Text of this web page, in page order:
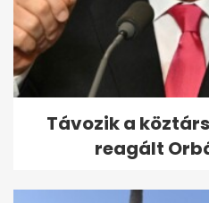
Ezt
lyukai: a
kellenek
Távozik a
reagált